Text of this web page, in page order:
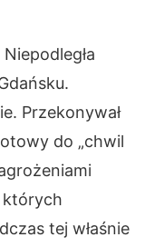
Przekonywał
do „chwil
których
tej właśnie